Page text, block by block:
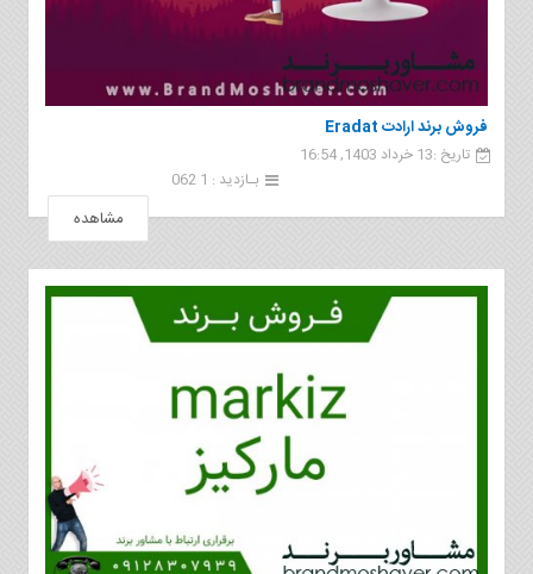
فروش برند ارادت Eradat
تاریخ :13 خرداد 1403, 16:54
بـازدید : 1 062
مشاهده